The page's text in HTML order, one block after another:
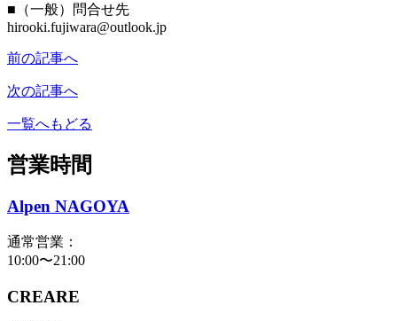
■（一般）問合せ先
hirooki.fujiwara@outlook.jp
前の記事へ
次の記事へ
一覧へもどる
営業時間
Alpen NAGOYA
通常営業：
10:00〜21:00
CREARE